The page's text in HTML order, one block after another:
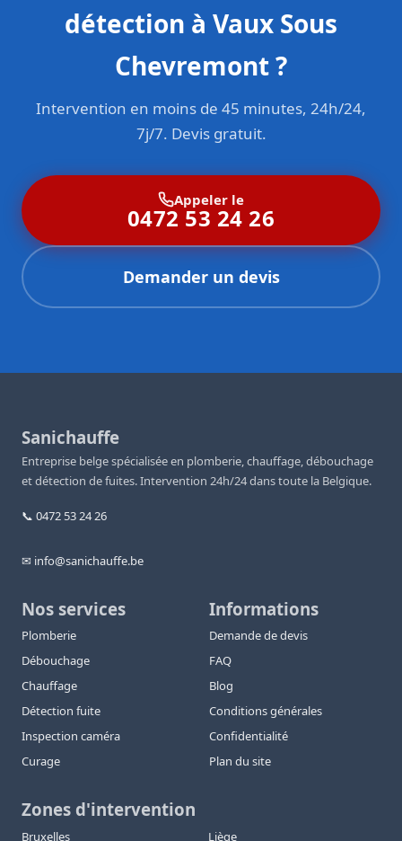
détection à Vaux Sous
Chevremont ?
Intervention en moins de 45 minutes, 24h/24,
7j/7. Devis gratuit.
Appeler le
0472 53 24 26
Demander un devis
Sanichauffe
Entreprise belge spécialisée en plomberie, chauffage, débouchage
et détection de fuites. Intervention 24h/24 dans toute la Belgique.
📞 0472 53 24 26
✉ info@sanichauffe.be
Nos services
Plomberie
Débouchage
Chauffage
Détection fuite
Inspection caméra
Curage
Informations
Demande de devis
FAQ
Blog
Conditions générales
Confidentialité
Plan du site
Zones d'intervention
Bruxelles Liège